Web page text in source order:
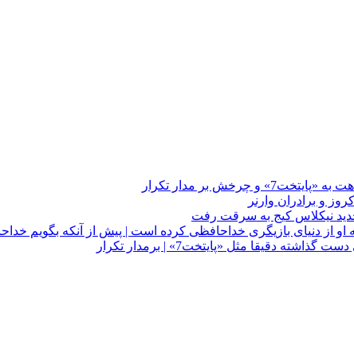
بر مدار تکرار
از دنیای بازیگری خداحافظی کرده است | پیش از آنکه بگویم
مثل «پایتخت7» | برمدار تکرار